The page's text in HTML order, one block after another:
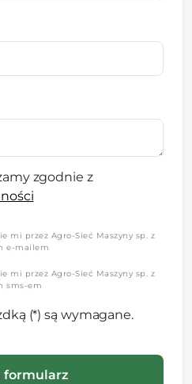
zgodnie z
mi przez Agro-Sieć Maszyny sp. z
e-mailem
mi przez Agro-Sieć Maszyny sp. z
sms-em
(*) są wymagane.